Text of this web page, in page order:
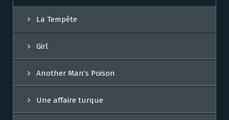
La Tempête
Girl
Another Man’s Poison
Une affaire turque